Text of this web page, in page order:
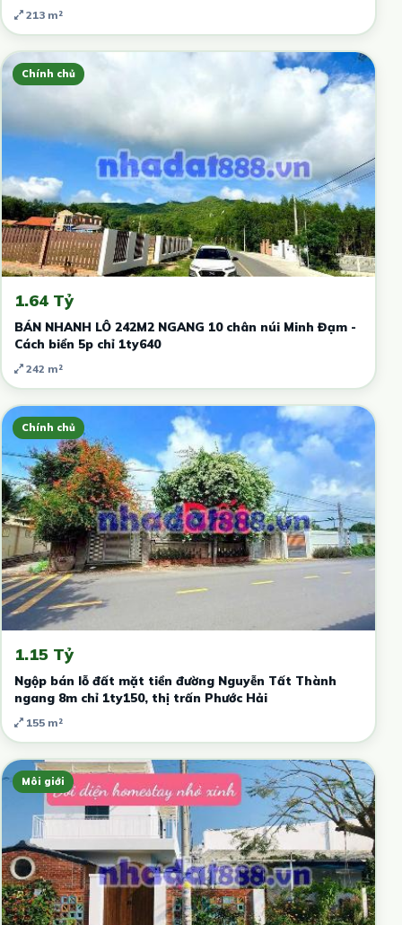
213 m²
Chính chủ
1.64 Tỷ
BÁN NHANH LÔ 242M2 NGANG 10 chân núi Minh Đạm -
Cách biển 5p chỉ 1ty640
242 m²
Chính chủ
1.15 Tỷ
Ngộp bán lỗ đất mặt tiền đường Nguyễn Tất Thành
ngang 8m chỉ 1ty150, thị trấn Phước Hải
155 m²
Môi giới